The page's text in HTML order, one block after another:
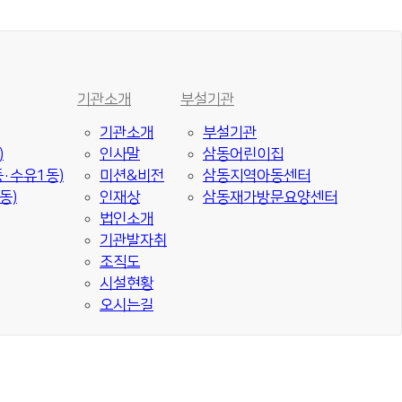
수유1동)
)
기관소개
기관소개
인사말
미션&비전
인재상
법인소개
기관발자취
조직도
시설현황
오시는길
부설기관
부설기관
삼동어린이집
삼동지역아동센터
삼동재가방문요양센터